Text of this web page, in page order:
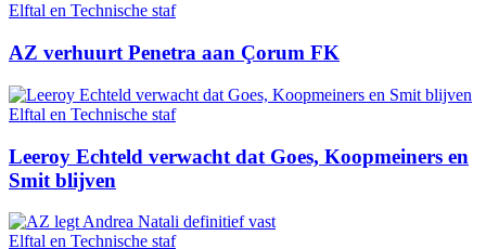
Elftal en Technische staf
AZ verhuurt Penetra aan Çorum FK
Elftal en Technische staf
Leeroy Echteld verwacht dat Goes, Koopmeiners en
Smit blijven
Elftal en Technische staf